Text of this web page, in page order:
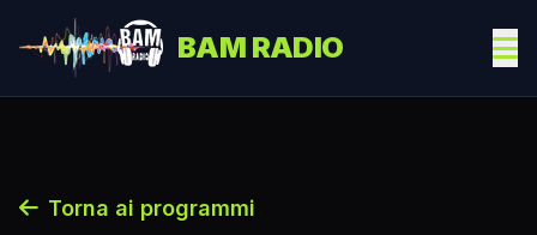
BAM RADIO
Torna ai programmi